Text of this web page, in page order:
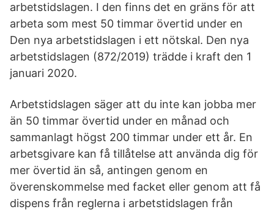
arbetstidslagen. I den finns det en gräns för att
arbeta som mest 50 timmar övertid under en
Den nya arbetstidslagen i ett nötskal. Den nya
arbetstidslagen (872/2019) trädde i kraft den 1
januari 2020.
Arbetstidslagen säger att du inte kan jobba mer
än 50 timmar övertid under en månad och
sammanlagt högst 200 timmar under ett år. En
arbetsgivare kan få tillåtelse att använda dig för
mer övertid än så, antingen genom en
överenskommelse med facket eller genom att få
dispens från reglerna i arbetstidslagen från